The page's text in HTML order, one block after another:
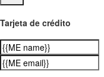
Tarjeta de crédito